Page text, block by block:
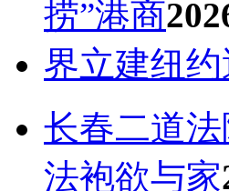
捞”港商
界立建纽
长春二道
法袍欲与家